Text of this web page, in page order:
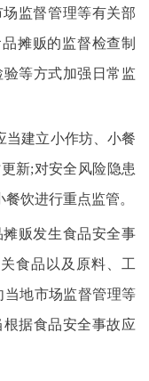
监督管理等有关部
摊贩的监督检查制
等方式加强日常监
当建立小作坊、小餐
新;对安全风险隐患
饮进行重点监管。
贩发生食品安全事
食品以及原料、工
地市场监督管理等
据食品安全事故应